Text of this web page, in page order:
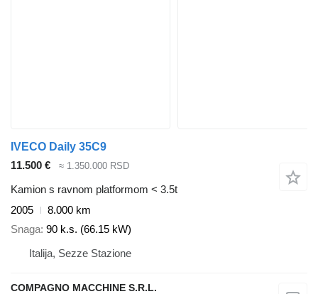
IVECO Daily 35C9
11.500 €
≈ 1.350.000 RSD
Kamion s ravnom platformom < 3.5t
2005
8.000 km
Snaga 90 k.s. (66.15 kW)
Italija, Sezze Stazione
COMPAGNO MACCHINE S.R.L.